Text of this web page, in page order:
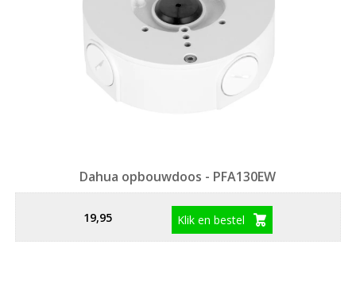
Dahua opbouwdoos - PFA130EW
19,95 Klik en bestel